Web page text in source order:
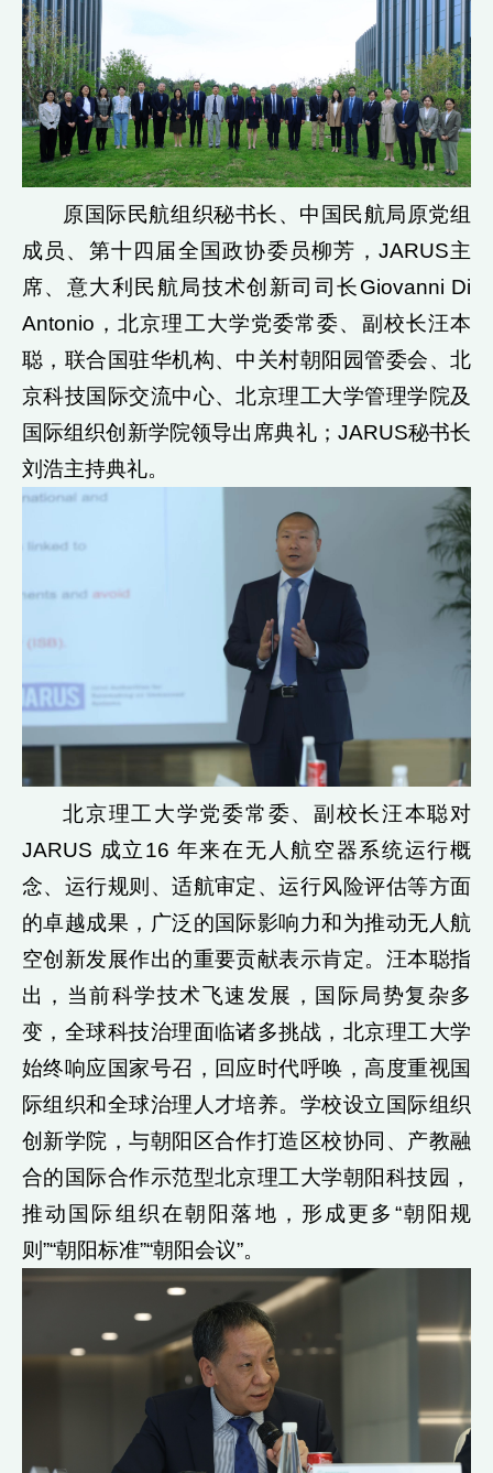
原国际民航组织秘书长、中国民航局原党组
成员、第十四届全国政协委员柳芳，JARUS主
席、意大利民航局技术创新司司长Giovanni Di
Antonio，北京理工大学党委常委、副校长汪本
聪，联合国驻华机构、中关村朝阳园管委会、北
京科技国际交流中心、北京理工大学管理学院及
国际组织创新学院领导出席典礼；JARUS秘书长
刘浩主持典礼。
北京理工大学党委常委、副校长汪本聪对
JARUS 成立16 年来在无人航空器系统运行概
念、运行规则、适航审定、运行风险评估等方面
的卓越成果，广泛的国际影响力和为推动无人航
空创新发展作出的重要贡献表示肯定。汪本聪指
出，当前科学技术飞速发展，国际局势复杂多
变，全球科技治理面临诸多挑战，北京理工大学
始终响应国家号召，回应时代呼唤，高度重视国
际组织和全球治理人才培养。学校设立国际组织
创新学院，与朝阳区合作打造区校协同、产教融
合的国际合作示范型北京理工大学朝阳科技园，
推动国际组织在朝阳落地，形成更多“朝阳规
则”“朝阳标准”“朝阳会议”。